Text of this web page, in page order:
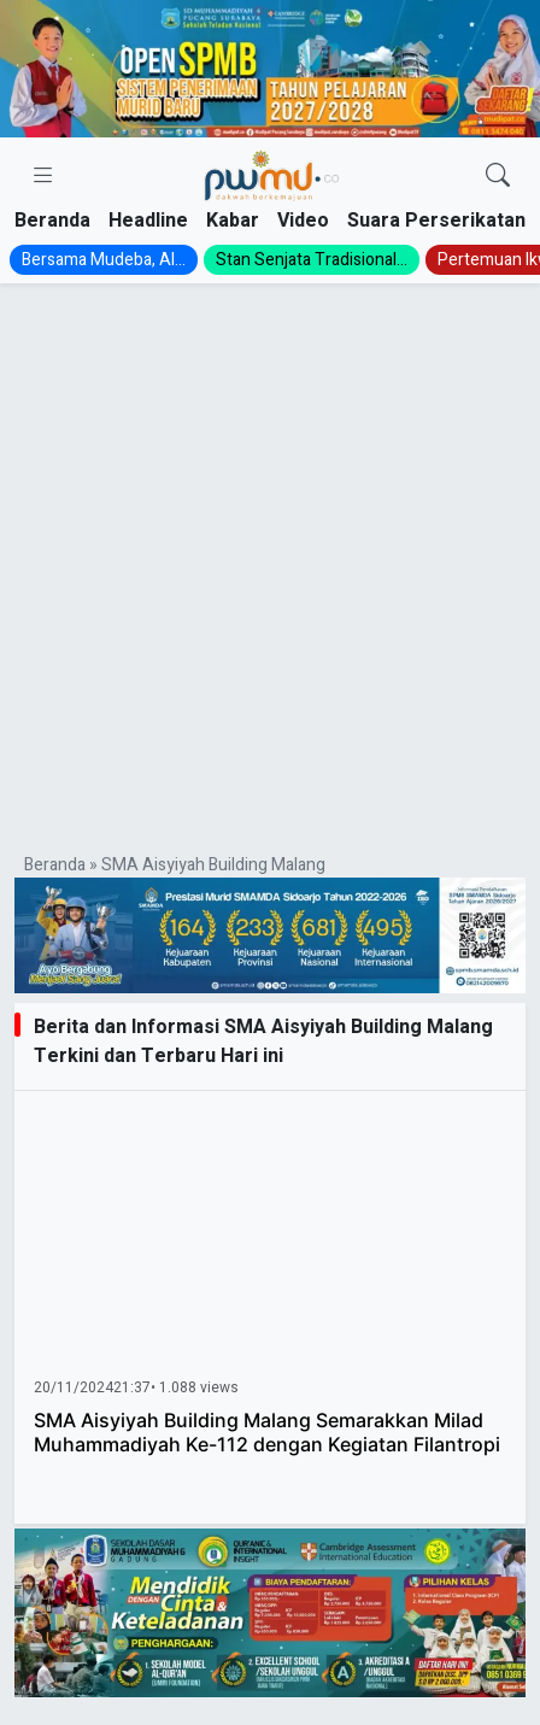
Skip
content
Beranda Headline Kabar Video Suara Perserikatan
Bersama Mudeba, Al... Stan Senjata Tradisional... Pertemuan
Beranda»SMA Aisyiyah Building Malang
Berita dan Informasi SMA Aisyiyah Building Malang
Terkini dan Terbaru Hari ini
20/11/202421:37• 1.088 views
SMA Aisyiyah Building Malang Semarakkan Milad
Muhammadiyah Ke-112 dengan Kegiatan Filantropi